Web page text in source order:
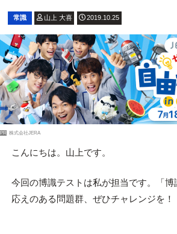
常識 山上 大喜 2019.10.25
PR 株式会社JERA
こんにちは。山上です。
今回の博識テストは私が担当です。「
応えのある問題群、ぜひチャレンジを！